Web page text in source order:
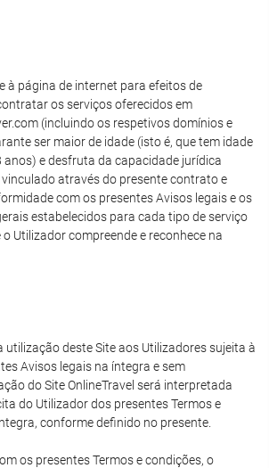
à página de internet para efeitos de
os serviços oferecidos em
(incluindo os respetivos domínios e
ser maior de idade (isto é, que tem idade
anos) e desfruta da capacidade jurídica
através do presente contrato e
com os presentes Avisos legais e os
estabelecidos para cada tipo de serviço
Utilizador compreende e reconhece na
utilização deste Site aos Utilizadores sujeita à
Avisos legais na íntegra e sem
do Site OnlineTravel será interpretada
do Utilizador dos presentes Termos e
conforme definido no presente.
os presentes Termos e condições, o